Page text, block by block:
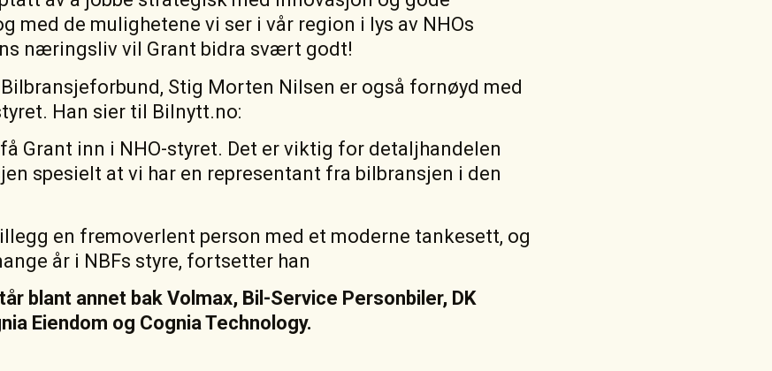
med de mulighetene vi ser i vår region i lys av NHOs
næringsliv vil Grant bidra svært godt!
Stig Morten Nilsen er også fornøyd med
Han sier til Bilnytt.no:
Grant inn i NHO-styret. Det er viktig for detaljhandelen
spesielt at vi har en representant fra bilbransjen i den
en fremoverlent person med et moderne tankesett, og
år i NBFs styre, fortsetter han
blant annet bak Volmax, Bil-Service Personbiler, DK
Eiendom og Cognia Technology.